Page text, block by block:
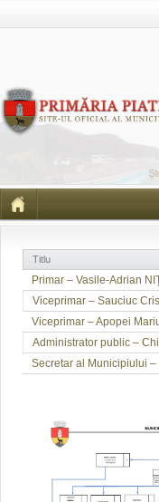
Titlu
Primar – Vasile-Adrian
Viceprimar – Sauciuc
Viceprimar – Apopei
Administrator public –
Secretar al Municipiului